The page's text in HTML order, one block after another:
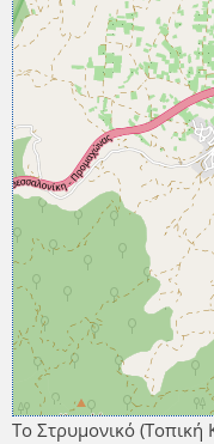
Το Στρυμονικό (Τοπική